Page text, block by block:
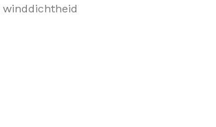
winddichtheid